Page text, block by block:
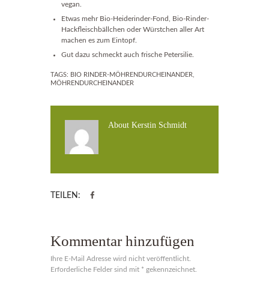
vegan.
Etwas mehr Bio-Heiderinder-Fond, Bio-Rinder-
Hackfleischbällchen oder Würstchen aller Art
machen es zum Eintopf.
Gut dazu schmeckt auch frische Petersilie.
TAGS: BIO RINDER-MÖHRENDURCHEINANDER,
MÖHRENDURCHEINANDER
AboutKerstin Schmidt
TEILEN:
Kommentar hinzufügen
Ihre E-Mail Adresse wird nicht veröffentlicht.
Erforderliche Felder sind mit * gekennzeichnet.